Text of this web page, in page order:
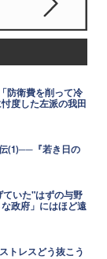
防衛費を削って冷
度した左派の我田
(1)──『若き日の
いた"はずの与野
政府」にはほど遠
トレスどう抜こう